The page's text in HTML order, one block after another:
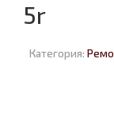
5r
Категория: